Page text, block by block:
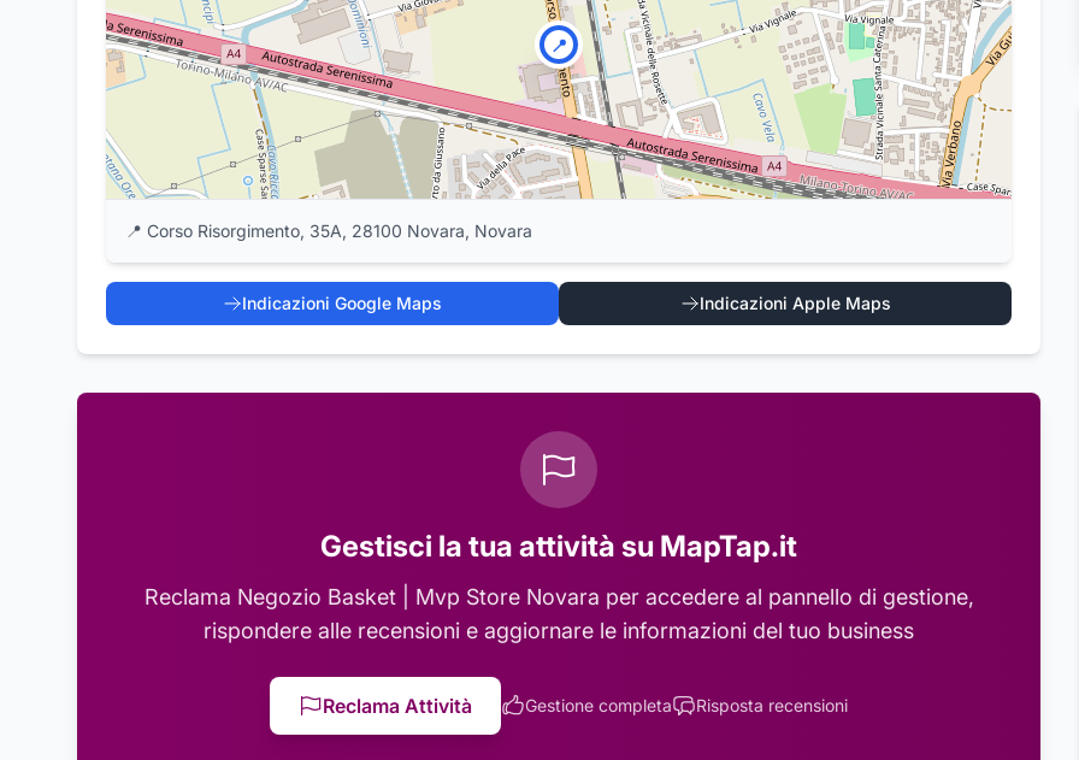
📍
📍 Corso Risorgimento, 35A, 28100 Novara, Novara
Indicazioni Google Maps Indicazioni Apple Maps
Gestisci la tua attività su MapTap.it
Reclama Negozio Basket | Mvp Store Novara per accedere al pannello di gestione,
rispondere alle recensioni e aggiornare le informazioni del tuo business
Reclama Attività Gestione completa Risposta recensioni